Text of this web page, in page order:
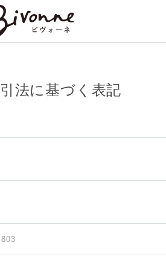
法に基づく表記